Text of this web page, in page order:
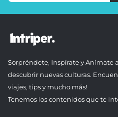
Sorpréndete, Inspírate y Anímate
descubrir nuevas culturas.
viajes, tips y mucho más!
Tenemos los contenidos que te